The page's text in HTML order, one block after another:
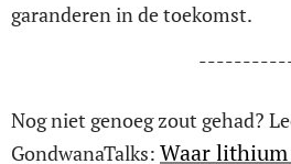
garanderen in de toekomst.
Nog niet genoeg zout gehad?
GondwanaTalks: Waar